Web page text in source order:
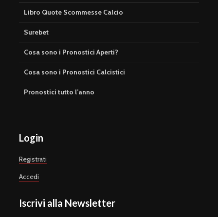
Libro Quote Scommesse Calcio
Surebet
Cosa sono i Pronostici Aperti?
Cosa sono i Pronostici Calcistici
Pronostici tutto l’anno
Login
Registrati
Accedi
Iscrivi alla Newsletter